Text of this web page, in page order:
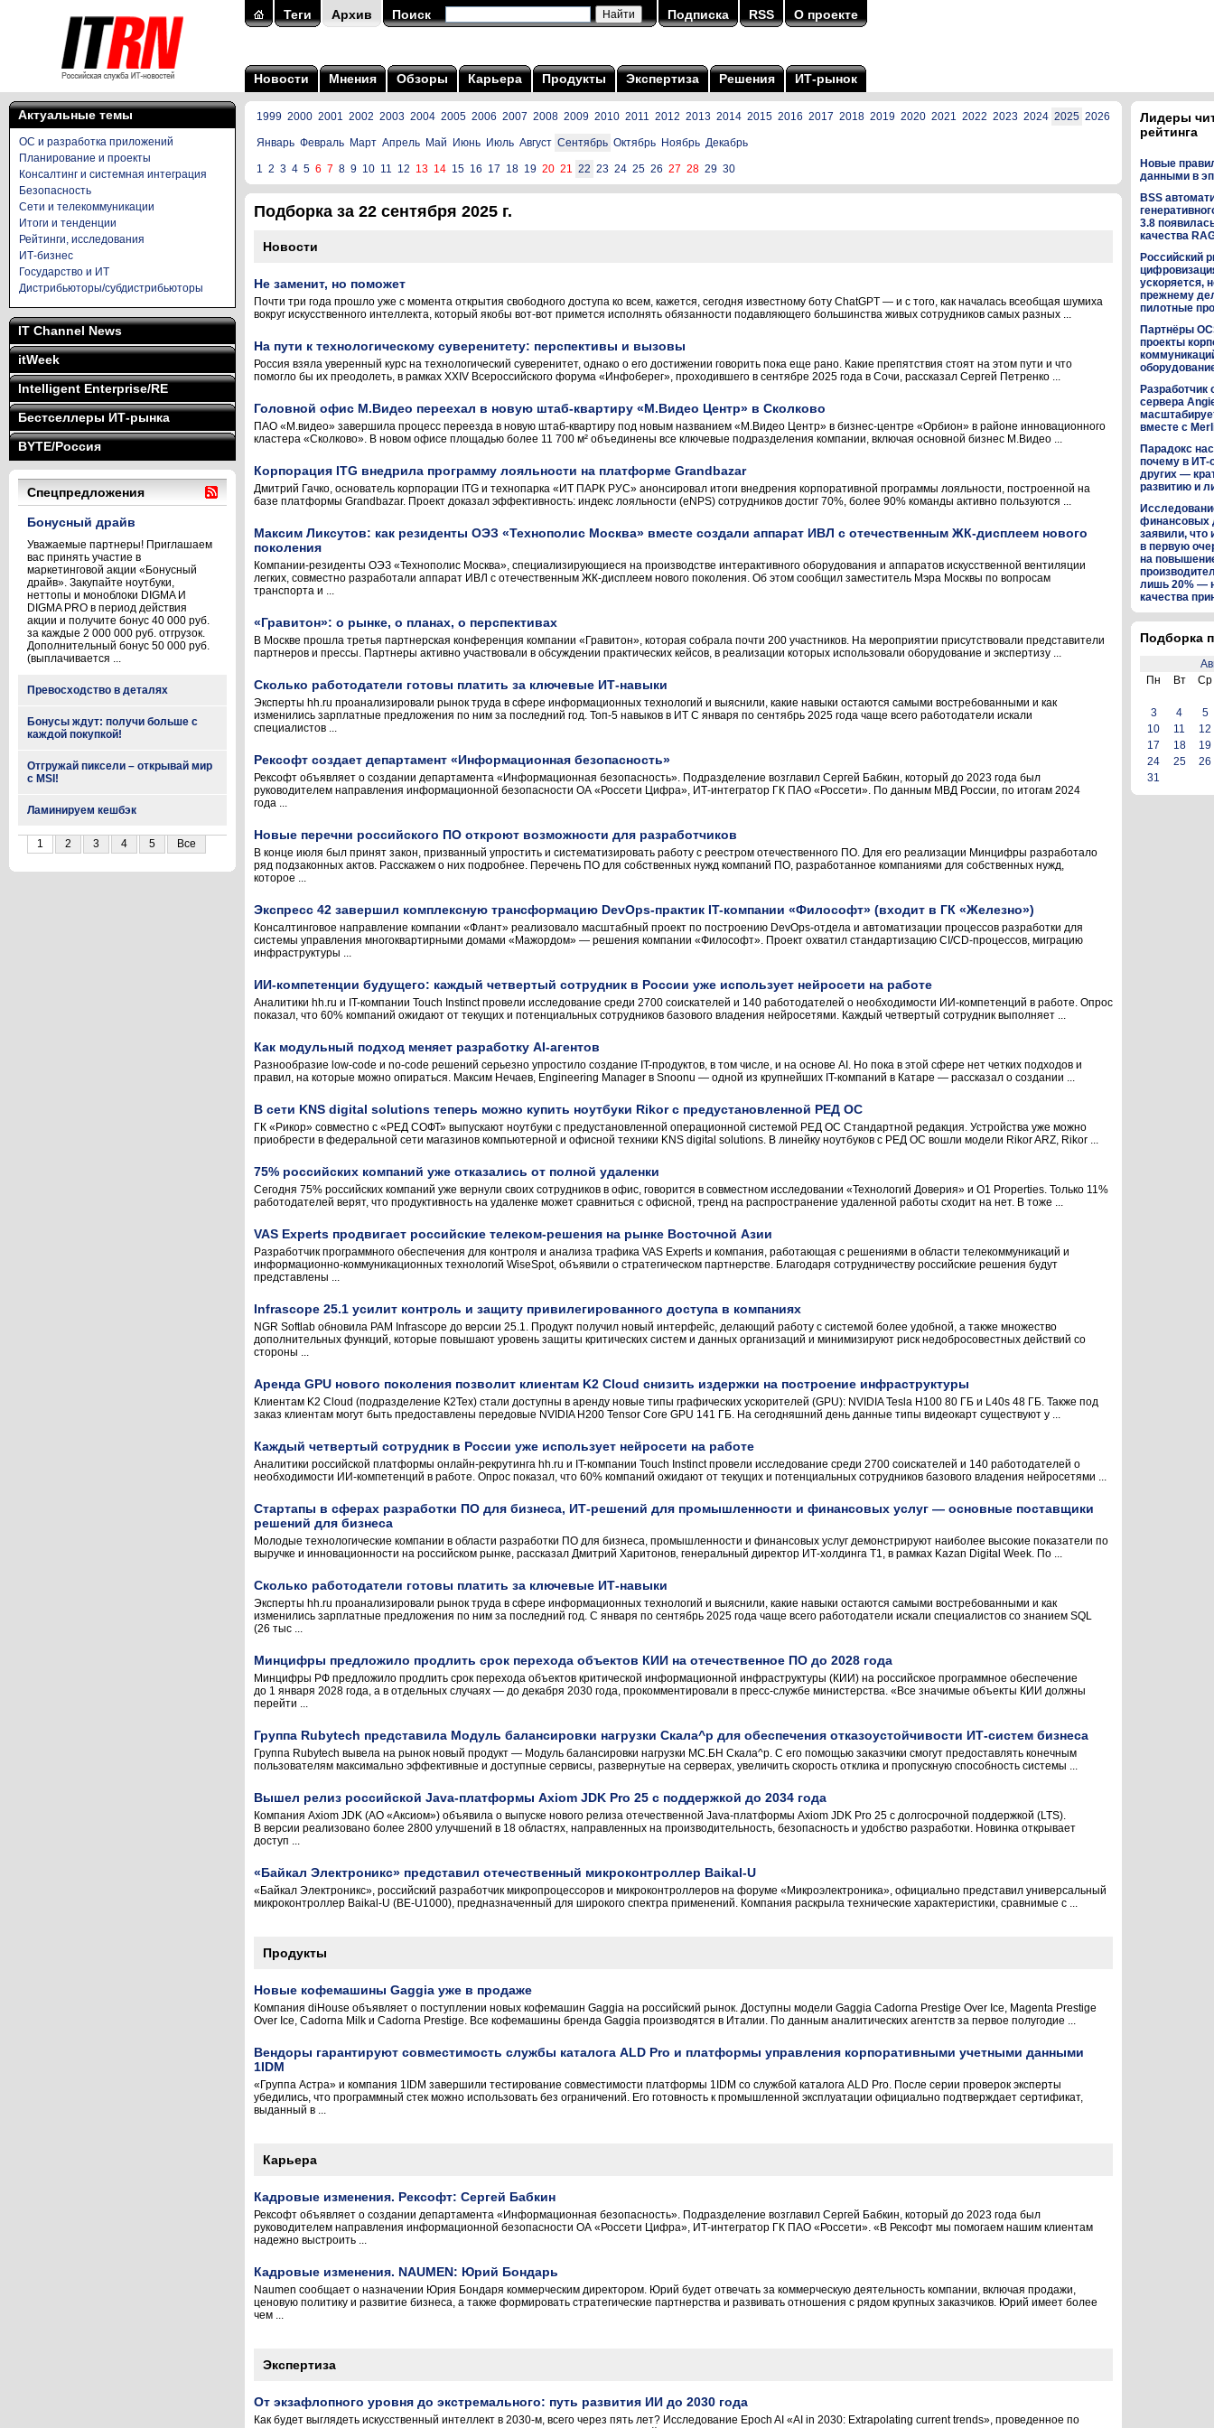
Теги Архив Поиск Подписка RSS О проекте
Новости Мнения Обзоры Карьера Продукты Экспертиза Решения ИТ-рынок
Актуальные темы
ОС и разработка приложений
Планирование и проекты
Консалтинг и системная интеграция
Безопасность
Сети и телекоммуникации
Итоги и тенденции
Рейтинги, исследования
ИТ-бизнес
Государство и ИТ
Дистрибьюторы/субдистрибьюторы
IT Channel News
itWeek
Intelligent Enterprise/RE
Бестселлеры ИТ-рынка
BYTE/Россия
Спецпредложения
Бонусный драйв
Уважаемые партнеры! Приглашаем
вас принять участие в
маркетинговой акции «Бонусный
драйв». Закупайте ноутбуки,
неттопы и моноблоки DIGMA И
DIGMA PRO в период действия
акции и получите бонус 40 000 руб.
за каждые 2 000 000 руб. отгрузок.
Дополнительный бонус 50 000 руб.
(выплачивается ...
Превосходство в деталях
Бонусы ждут: получи больше с
каждой покупкой!
Отгружай пиксели – открывай мир
с MSI!
Ламинируем кешбэк
1 2 3 4 5 Все
1999 2000 2001 2002 2003 2004 2005 2006 2007 2008 2009 2010 2011 2012 2013 2014 2015 2016 2017 2018 2019 2020 2021 2022 2023 2024 2025 2026
Январь Февраль Март Апрель Май Июнь Июль Август Сентябрь Октябрь Ноябрь Декабрь
1 2 3 4 5 6 7 8 9 10 11 12 13 14 15 16 17 18 19 20 21 22 23 24 25 26 27 28 29 30
Подборка за 22 сентября 2025 г.
Новости
Не заменит, но поможет
Почти три года прошло уже с момента открытия свободного доступа ко всем, кажется, сегодня известному боту ChatGPT — и с того, как началась всеобщая шумиха
вокруг искусственного интеллекта, который якобы вот-вот примется исполнять обязанности подавляющего большинства живых сотрудников самых разных ...
На пути к технологическому суверенитету: перспективы и вызовы
Россия взяла уверенный курс на технологический суверенитет, однако о его достижении говорить пока еще рано. Какие препятствия стоят на этом пути и что
помогло бы их преодолеть, в рамках XXIV Всероссийского форума «Инфоберег», проходившего в сентябре 2025 года в Сочи, рассказал Сергей Петренко ...
Головной офис М.Видео переехал в новую штаб-квартиру «М.Видео Центр» в Сколково
ПАО «М.видео» завершила процесс переезда в новую штаб-квартиру под новым названием «М.Видео Центр» в бизнес-центре «Орбион» в районе инновационного
кластера «Сколково». В новом офисе площадью более 11 700 м² объединены все ключевые подразделения компании, включая основной бизнес М.Видео ...
Корпорация ITG внедрила программу лояльности на платформе Grandbazar
Дмитрий Гачко, основатель корпорации ITG и технопарка «ИТ ПАРК РУС» анонсировал итоги внедрения корпоративной программы лояльности, построенной на
базе платформы Grandbazar. Проект доказал эффективность: индекс лояльности (eNPS) сотрудников достиг 70%, более 90% команды активно пользуются ...
Максим Ликсутов: как резиденты ОЭЗ «Технополис Москва» вместе создали аппарат ИВЛ с отечественным ЖК-дисплеем нового
поколения
Компании-резиденты ОЭЗ «Технополис Москва», специализирующиеся на производстве интерактивного оборудования и аппаратов искусственной вентиляции
легких, совместно разработали аппарат ИВЛ с отечественным ЖК-дисплеем нового поколения. Об этом сообщил заместитель Мэра Москвы по вопросам
транспорта и ...
«Гравитон»: о рынке, о планах, о перспективах
В Москве прошла третья партнерская конференция компании «Гравитон», которая собрала почти 200 участников. На мероприятии присутствовали представители
партнеров и прессы. Партнеры активно участвовали в обсуждении практических кейсов, в реализации которых использовали оборудование и экспертизу ...
Сколько работодатели готовы платить за ключевые ИТ-навыки
Эксперты hh.ru проанализировали рынок труда в сфере информационных технологий и выяснили, какие навыки остаются самыми востребованными и как
изменились зарплатные предложения по ним за последний год. Топ-5 навыков в ИТ С января по сентябрь 2025 года чаще всего работодатели искали
специалистов ...
Рексофт создает департамент «Информационная безопасность»
Рексофт объявляет о создании департамента «Информационная безопасность». Подразделение возглавил Сергей Бабкин, который до 2023 года был
руководителем направления информационной безопасности ОА «Россети Цифра», ИТ-интегратор ГК ПАО «Россети». По данным МВД России, по итогам 2024
года ...
Новые перечни российского ПО откроют возможности для разработчиков
В конце июля был принят закон, призванный упростить и систематизировать работу с реестром отечественного ПО. Для его реализации Минцифры разработало
ряд подзаконных актов. Расскажем о них подробнее. Перечень ПО для собственных нужд компаний ПО, разработанное компаниями для собственных нужд,
которое ...
Экспресс 42 завершил комплексную трансформацию DevOps-практик IT-компании «Философт» (входит в ГК «Железно»)
Консалтинговое направление компании «Флант» реализовало масштабный проект по построению DevOps-отдела и автоматизации процессов разработки для
системы управления многоквартирными домами «Мажордом» — решения компании «Философт». Проект охватил стандартизацию CI/CD-процессов, миграцию
инфраструктуры ...
ИИ-компетенции будущего: каждый четвертый сотрудник в России уже использует нейросети на работе
Аналитики hh.ru и IT-компании Touch Instinct провели исследование среди 2700 соискателей и 140 работодателей о необходимости ИИ-компетенций в работе. Опрос
показал, что 60% компаний ожидают от текущих и потенциальных сотрудников базового владения нейросетями. Каждый четвертый сотрудник выполняет ...
Как модульный подход меняет разработку AI-агентов
Разнообразие low-code и no-code решений серьезно упростило создание IT-продуктов, в том числе, и на основе AI. Но пока в этой сфере нет четких подходов и
правил, на которые можно опираться. Максим Нечаев, Engineering Manager в Snoonu — одной из крупнейших IT-компаний в Катаре — рассказал о создании ...
В сети KNS digital solutions теперь можно купить ноутбуки Rikor с предустановленной РЕД ОС
ГК «Рикор» совместно с «РЕД СОФТ» выпускают ноутбуки с предустановленной операционной системой РЕД ОС Стандартной редакция. Устройства уже можно
приобрести в федеральной сети магазинов компьютерной и офисной техники KNS digital solutions. В линейку ноутбуков с РЕД ОС вошли модели Rikor ARZ, Rikor ...
75% российских компаний уже отказались от полной удаленки
Сегодня 75% российских компаний уже вернули своих сотрудников в офис, говорится в совместном исследовании «Технологий Доверия» и O1 Properties. Только 11%
работодателей верят, что продуктивность на удаленке может сравниться с офисной, тренд на распространение удаленной работы сходит на нет. В тоже ...
VAS Experts продвигает российские телеком-решения на рынке Восточной Азии
Разработчик программного обеспечения для контроля и анализа трафика VAS Experts и компания, работающая с решениями в области телекоммуникаций и
информационно-коммуникационных технологий WiseSpot, объявили о стратегическом партнерстве. Благодаря сотрудничеству российские решения будут
представлены ...
Infrascope 25.1 усилит контроль и защиту привилегированного доступа в компаниях
NGR Softlab обновила PAM Infrascope до версии 25.1. Продукт получил новый интерфейс, делающий работу с системой более удобной, а также множество
дополнительных функций, которые повышают уровень защиты критических систем и данных организаций и минимизируют риск недобросовестных действий со
стороны ...
Аренда GPU нового поколения позволит клиентам K2 Cloud снизить издержки на построение инфраструктуры
Клиентам K2 Cloud (подразделение К2Тех) стали доступны в аренду новые типы графических ускорителей (GPU): NVIDIA Tesla H100 80 ГБ и L40s 48 ГБ. Также под
заказ клиентам могут быть предоставлены передовые NVIDIA H200 Tensor Core GPU 141 ГБ. На сегодняшний день данные типы видеокарт существуют у ...
Каждый четвертый сотрудник в России уже использует нейросети на работе
Аналитики российской платформы онлайн-рекрутинга hh.ru и IT-компании Touch Instinct провели исследование среди 2700 соискателей и 140 работодателей о
необходимости ИИ-компетенций в работе. Опрос показал, что 60% компаний ожидают от текущих и потенциальных сотрудников базового владения нейросетями ...
Стартапы в сферах разработки ПО для бизнеса, ИТ-решений для промышленности и финансовых услуг — основные поставщики
решений для бизнеса
Молодые технологические компании в области разработки ПО для бизнеса, промышленности и финансовых услуг демонстрируют наиболее высокие показатели по
выручке и инновационности на российском рынке, рассказал Дмитрий Харитонов, генеральный директор ИТ-холдинга Т1, в рамках Kazan Digital Week. По ...
Сколько работодатели готовы платить за ключевые ИТ-навыки
Эксперты hh.ru проанализировали рынок труда в сфере информационных технологий и выяснили, какие навыки остаются самыми востребованными и как
изменились зарплатные предложения по ним за последний год. С января по сентябрь 2025 года чаще всего работодатели искали специалистов со знанием SQL
(26 тыс ...
Минцифры предложило продлить срок перехода объектов КИИ на отечественное ПО до 2028 года
Минцифры РФ предложило продлить срок перехода объектов критической информационной инфраструктуры (КИИ) на российское программное обеспечение
до 1 января 2028 года, а в отдельных случаях — до декабря 2030 года, прокомментировали в пресс-службе министерства. «Все значимые объекты КИИ должны
перейти ...
Группа Rubytech представила Модуль балансировки нагрузки Скала^р для обеспечения отказоустойчивости ИТ-систем бизнеса
Группа Rubytech вывела на рынок новый продукт — Модуль балансировки нагрузки МС.БН Скала^р. С его помощью заказчики смогут предоставлять конечным
пользователям максимально эффективные и доступные сервисы, развернутые на серверах, увеличить скорость отклика и пропускную способность системы ...
Вышел релиз российской Java-платформы Axiom JDK Pro 25 с поддержкой до 2034 года
Компания Axiom JDK (АО «Аксиом») объявила о выпуске нового релиза отечественной Java-платформы Axiom JDK Pro 25 с долгосрочной поддержкой (LTS).
В версии реализовано более 2800 улучшений в 18 областях, направленных на производительность, безопасность и удобство разработки. Новинка открывает
доступ ...
«Байкал Электроникс» представил отечественный микроконтроллер Baikal-U
«Байкал Электроникс», российский разработчик микропроцессоров и микроконтроллеров на форуме «Микроэлектроника», официально представил универсальный
микроконтроллер Baikal-U (BE-U1000), предназначенный для широкого спектра применений. Компания раскрыла технические характеристики, сравнимые с ...
Продукты
Новые кофемашины Gaggia уже в продаже
Компания diHouse объявляет о поступлении новых кофемашин Gaggia на российский рынок. Доступны модели Gaggia Cadorna Prestige Over Ice, Magenta Prestige
Over Ice, Cadorna Milk и Cadorna Prestige. Все кофемашины бренда Gaggia производятся в Италии. По данным аналитических агентств за первое полугодие ...
Вендоры гарантируют совместимость службы каталога ALD Pro и платформы управления корпоративными учетными данными
1IDM
«Группа Астра» и компания 1IDM завершили тестирование совместимости платформы 1IDM со службой каталога ALD Pro. После серии проверок эксперты
убедились, что программный стек можно использовать без ограничений. Его готовность к промышленной эксплуатации официально подтверждает сертификат,
выданный в ...
Карьера
Кадровые изменения. Рексофт: Сергей Бабкин
Рексофт объявляет о создании департамента «Информационная безопасность». Подразделение возглавил Сергей Бабкин, который до 2023 года был
руководителем направления информационной безопасности ОА «Россети Цифра», ИТ-интегратор ГК ПАО «Россети». «В Рексофт мы помогаем нашим клиентам
надежно выстроить ...
Кадровые изменения. NAUMEN: Юрий Бондарь
Naumen сообщает о назначении Юрия Бондаря коммерческим директором. Юрий будет отвечать за коммерческую деятельность компании, включая продажи,
ценовую политику и развитие бизнеса, а также формировать стратегические партнерства и развивать отношения с рядом крупных заказчиков. Юрий имеет более
чем ...
Экспертиза
От экзафлопного уровня до экстремального: путь развития ИИ до 2030 года
Как будет выглядеть искусственный интеллект в 2030-м, всего через пять лет? Исследование Epoch AI «AI in 2030: Extrapolating current trends», проведенное по
Лидеры
рейтинга
Новые
данными в
BSS
3.8
качества
Российский
ускоряется,
прежнему
пилотные
Партнёры
проекты
Разработчик
сервера
вместе с
Парадокс
почему в ИТ-
других —
развитию и
финансовых
заявили, что
в первую
на
лишь 20% —
качества
Подборка
Пн
Вт Ср
3 4
5
10
11
12
17
18
19
24
25
26
31